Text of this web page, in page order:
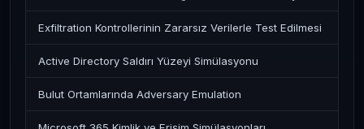
Exfiltration Kontrollerinin Zararsız Verilerle Test Edilmesi
Active Directory Saldırı Yüzeyi Simülasyonu
Bulut Ortamlarında Adversary Emulation